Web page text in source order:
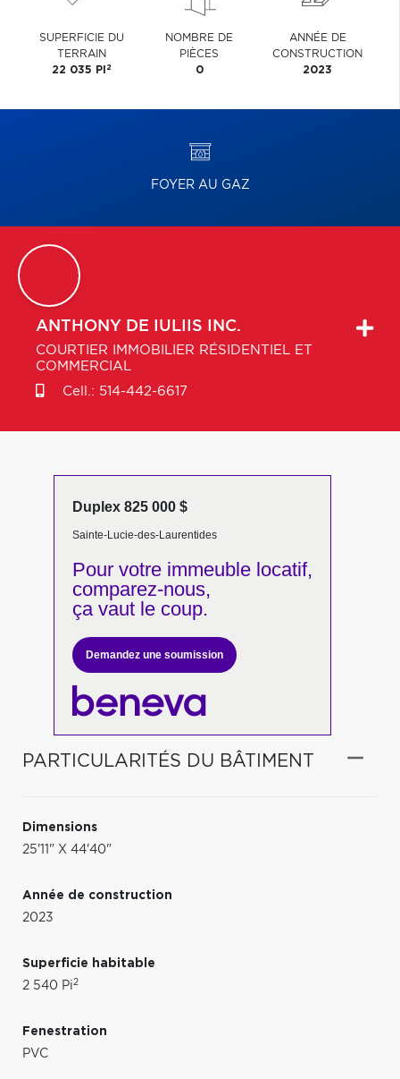
SUPERFICIE DU
TERRAIN
22 035 PI 2
NOMBRE DE
PIÈCES
0
ANNÉE DE
CONSTRUCTION
2023
FOYER AU GAZ
ANTHONY DE IULIIS INC.
COURTIER IMMOBILIER RÉSIDENTIEL ET
COMMERCIAL
Cell.: 514-442-6617
Duplex 825 000 $
Sainte-Lucie-des-Laurentides
Pour votre immeuble locatif,
comparez-nous,
ça vaut le coup.
Demandez une soumission
PARTICULARITÉS DU BÂTIMENT
Dimensions
25'11" X 44'40"
Année de construction
2023
Superficie habitable
2 540 Pi2
Fenestration
PVC